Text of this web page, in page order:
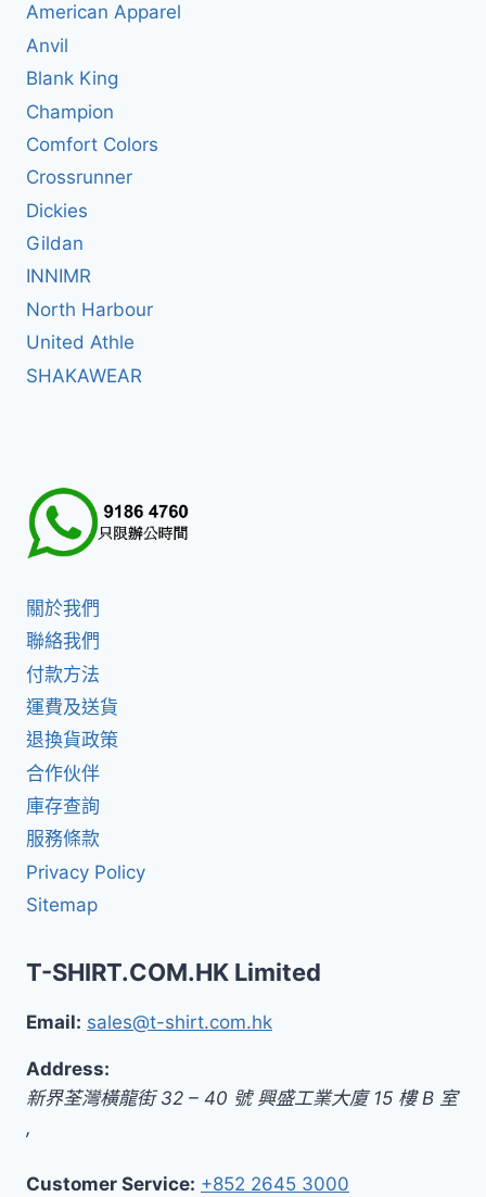
American Apparel
Anvil
Blank King
Champion
Comfort Colors
Crossrunner
Dickies
Gildan
INNIMR
North Harbour
United Athle
SHAKAWEAR
關於我們
聯絡我們
付款方法
運費及送貨
退換貨政策
合作伙伴
庫存查詢
服務條款
Privacy Policy
Sitemap
T-SHIRT.COM.HK Limited
Email: sales@t-shirt.com.hk
Address:
新界荃灣橫龍街 32 – 40 號 興盛工業大廈 15 樓 B 室
,
Customer Service: +852 2645 3000